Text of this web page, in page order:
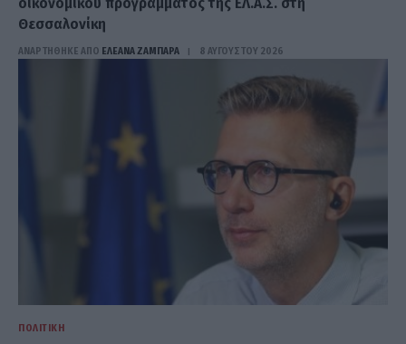
Θεσσαλονίκη
ΑΝΑΡΤΗΘΗΚΕ ΑΠΟ ΕΛΕΑΝΑ ΖΑΜΠΑΡΑ 8 ΑΥΓΟΎΣΤΟΥ 2026
ΠΟΛΙΤΙΚΉ